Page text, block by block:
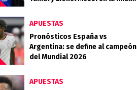
APUESTAS
Pronósticos España vs
Argentina: se define al campeón
del Mundial 2026
APUESTAS